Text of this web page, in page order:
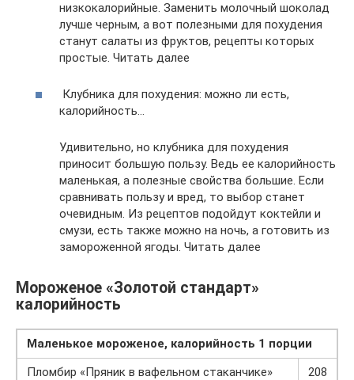
низкокалорийные. Заменить молочный шоколад
лучше черным, а вот полезными для похудения
станут салаты из фруктов, рецепты которых
простые. Читать далее
Клубника для похудения: можно ли есть,
калорийность…
Удивительно, но клубника для похудения
приносит большую пользу. Ведь ее калорийность
маленькая, а полезные свойства большие. Если
сравнивать пользу и вред, то выбор станет
очевидным. Из рецептов подойдут коктейли и
смузи, есть также можно на ночь, а готовить из
замороженной ягоды. Читать далее
Мороженое «Золотой стандарт»
калорийность
Маленькое мороженое, калорийность 1 порции
Пломбир «Пряник в вафельном стаканчике»
208